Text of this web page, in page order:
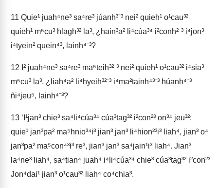
11 Quie¹ juah⁴ne³ sa⁴re³ júanh³ˉ³ nei² quieh¹ o¹cau³²
quieh¹ m⁵cu³ hlagh³² la³, ¿hain³a² li⁴cúa³⁴ i²conh²ˉ³ i⁴jon³
i⁴tyein² quein⁴³, lainh⁴ˉ³?
12 I² juah⁴ne³ sa⁴re³ ma⁵teih³²ˉ³ nei² quieh¹ o¹cau³² i⁴sia³
m⁵cu³ la³, ¿liah⁴a² li⁴hyeih³²ˉ³ i⁴ma²tainh⁴³ˉ³ húanh⁴ˉ³
ñi⁴jeu⁵, lainh⁴ˉ³?
13 ‘I¹jan³ chie³ sa⁴li⁴cúa³⁴ cúa³tag³² i²con²³ on³⁴ jeu³²;
quie¹ jan³pa² ma⁵hnio³⁴i³ jian³ jan³ li⁴hion²³i³ liah⁴, jian³ o⁴
jan³pa² ma⁵con⁴³i³ re³, jian³ jan³ sa⁴jain¹i³ liah⁴. Jian³
la⁴ne³ liah⁴, sa⁴tian⁴ juah⁴ i⁴li⁴cúa³⁴ chie³ cúa³tag³² i²con²³
Jon⁴dai¹ jian³ o¹cau³² liah⁴ co⁴chia³.